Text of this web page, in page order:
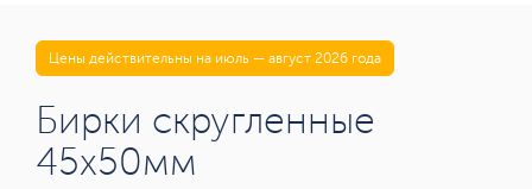
Цены действительны на июль — август 2026 года
Бирки скругленные
45х50мм